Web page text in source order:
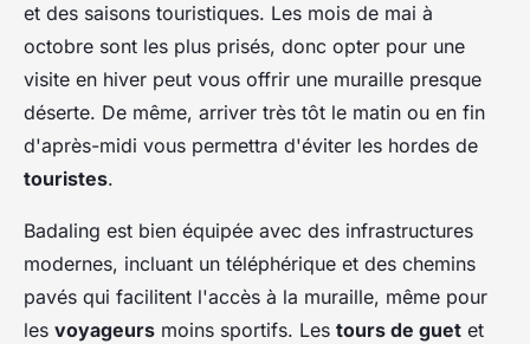
et des saisons touristiques. Les mois de mai à
octobre sont les plus prisés, donc opter pour une
visite en hiver peut vous offrir une muraille presque
déserte. De même, arriver très tôt le matin ou en fin
d'après-midi vous permettra d'éviter les hordes de
touristes.
Badaling est bien équipée avec des infrastructures
modernes, incluant un téléphérique et des chemins
pavés qui facilitent l'accès à la muraille, même pour
les voyageurs moins sportifs. Les tours de guet et